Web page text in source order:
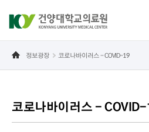
정보광장 코로나바이러스 - COVID-19
코로나바이러스 -